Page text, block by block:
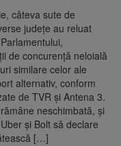
1
fost
Brașov
câteva sute de
județe au reluat
de concurență neloială
similare celor ale
alternativ, conform
de TVR și Antena 3.
neschimbată, și
și Bolt să declare
[…]